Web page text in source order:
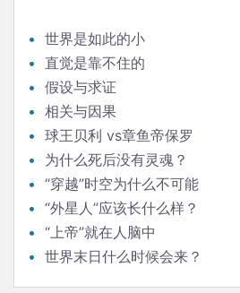
世界是如此的小
直觉是靠不住的
假设与求证
相关与因果
球王贝利 vs章鱼帝保罗
为什么死后没有灵魂？
“穿越”时空为什么不可能
“外星人”应该长什么样？
“上帝”就在人脑中
世界末日什么时候会来？